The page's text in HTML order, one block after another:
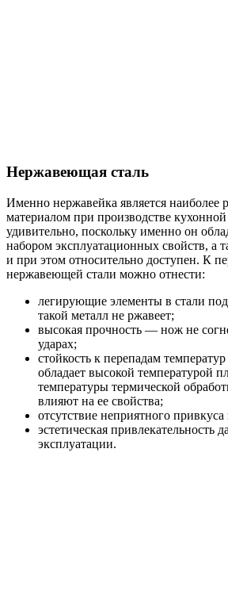
Нержавеющая сталь
Именно нержавейка является наиболее
материалом при производстве
удивительно, поскольку именно он
набором эксплуатационных свойств, а
и при этом относительно доступен. К
нержавеющей стали можно отнести:
легирующие элементы в стали
такой металл не ржавеет;
высокая прочность — нож не
ударах;
стойкость к перепадам
обладает высокой температурой
температуры термической
влияют на ее свойства;
отсутствие неприятного
эстетическая привлекательность
эксплуатации.